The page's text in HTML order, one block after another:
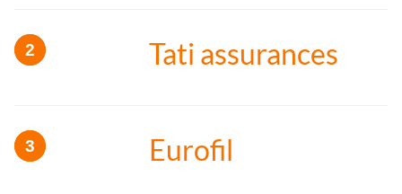
Tati assurances
Eurofil